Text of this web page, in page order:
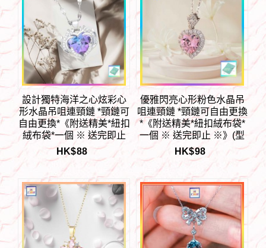
設計獨特海洋之心炫彩心
形水晶吊咀連頸鏈 *頸鏈可
自由更換*《附送精美*紐扣
絨布袋*一個 ※ 送完即止
※》(型號：JS-N-177)
【長期優惠 9折※一次過購
買兩件 85折, 一次過購買
三件或以上一律8折※ 包順
豐運費】
HK$88
優雅閃亮心形粉色水晶吊
咀連頸鏈 *頸鏈可自由更換
*《附送精美*紐扣絨布袋*
一個 ※ 送完即止 ※》(型
號：JS-N-173)【長期優惠
9折※一次過購買兩件 85
折, 一次過購買三件或以上
一律8折※ 包順豐運費】
HK$98